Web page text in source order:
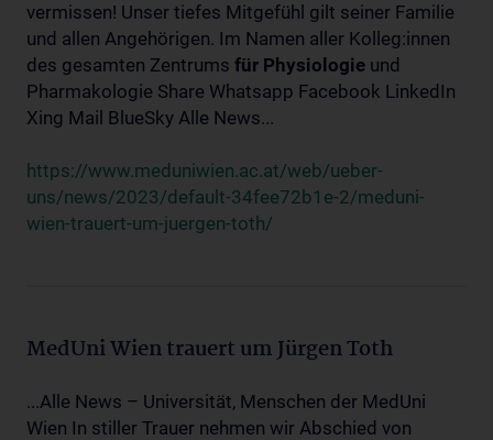
vermissen! Unser tiefes Mitgefühl gilt seiner Familie
und allen Angehörigen. Im Namen aller Kolleg:innen
des gesamten Zentrums für Physiologie und
Pharmakologie Share Whatsapp Facebook LinkedIn
Xing Mail BlueSky Alle News...
https://www.meduniwien.ac.at/web/ueber-
uns/news/2023/default-34fee72b1e-2/meduni-
wien-trauert-um-juergen-toth/
MedUni Wien trauert um Jürgen Toth
...Alle News – Universität, Menschen der MedUni
Wien In stiller Trauer nehmen wir Abschied von